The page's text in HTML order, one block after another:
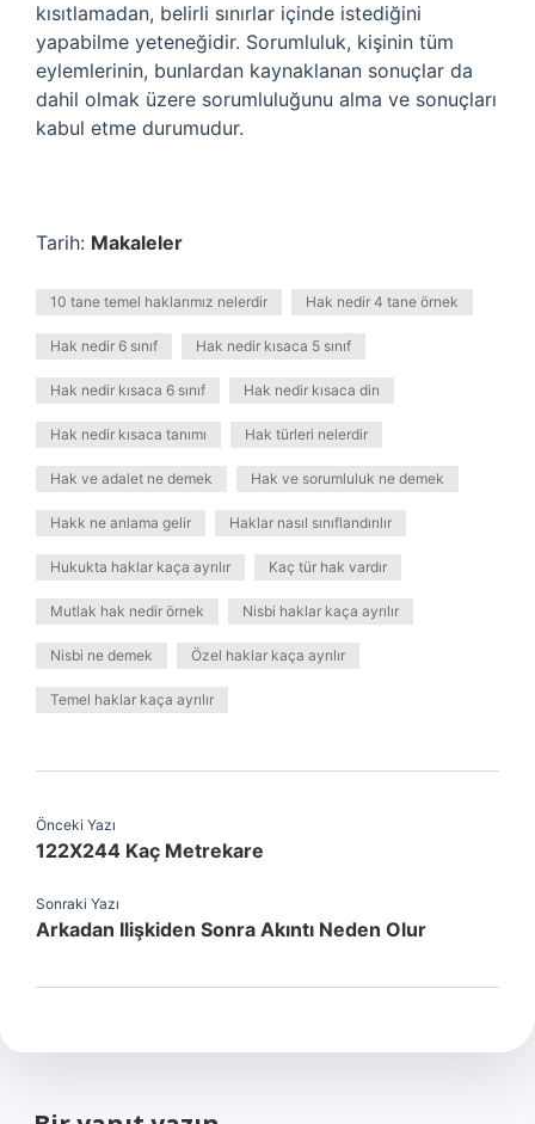
kısıtlamadan, belirli sınırlar içinde istediğini
yapabilme yeteneğidir. Sorumluluk, kişinin tüm
eylemlerinin, bunlardan kaynaklanan sonuçlar da
dahil olmak üzere sorumluluğunu alma ve sonuçları
kabul etme durumudur.
Tarih: Makaleler
10 tane temel haklarımız nelerdir Hak nedir 4 tane örnek
Hak nedir 6 sınıf Hak nedir kısaca 5 sınıf
Hak nedir kısaca 6 sınıf Hak nedir kısaca din
Hak nedir kısaca tanımı Hak türleri nelerdir
Hak ve adalet ne demek Hak ve sorumluluk ne demek
Hakk ne anlama gelir Haklar nasıl sınıflandırılır
Hukukta haklar kaça ayrılır Kaç tür hak vardır
Mutlak hak nedir örnek Nisbi haklar kaça ayrılır
Nisbi ne demek Özel haklar kaça ayrılır
Temel haklar kaça ayrılır
Önceki Yazı
122X244 Kaç Metrekare
Sonraki Yazı
Arkadan Ilişkiden Sonra Akıntı Neden Olur